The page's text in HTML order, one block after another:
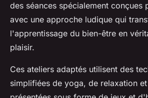
des séances spécialement conçues
avec une approche ludique qui
l'apprentissage du bien-être en
plaisir.
Ces ateliers adaptés utilisent des
simplifiées de yoga, de relaxation